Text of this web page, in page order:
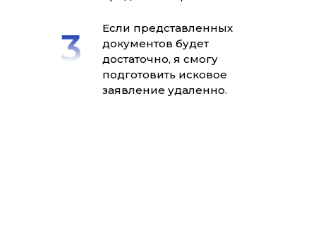
Если представленных
документов будет
достаточно, я смогу
подготовить исковое
заявление удаленно.